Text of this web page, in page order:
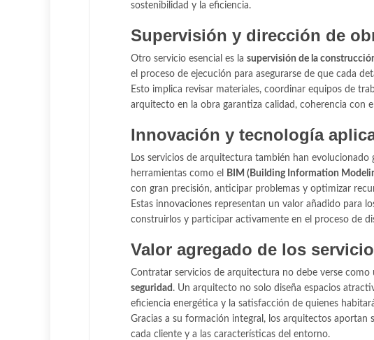
sostenibilidad y la eficiencia.
Supervisión y dirección de
Otro servicio esencial es la supervisión de la
el proceso de ejecución para asegurarse de que cada
Esto implica revisar materiales, coordinar equipos de
arquitecto en la obra garantiza calidad, coherencia con
Innovación y tecnología
Los servicios de arquitectura también han
herramientas como el
BIM (Building Information
con gran precisión, anticipar problemas y optimizar
Estas innovaciones representan un valor añadido para
construirlos y participar activamente en el proceso de
Valor agregado de los
Contratar servicios de arquitectura no debe verse como
seguridad . Un arquitecto no solo diseña espacios
eficiencia energética y la satisfacción de quienes
Gracias a su formación integral, los arquitectos aportan
cada cliente y a las características del entorno.